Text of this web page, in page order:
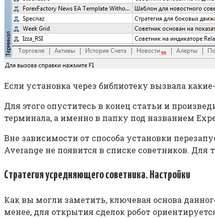
Если установка через библиотеку вызвала
Для этого опуститесь в конец статьи и
терминала, а именно в папку под названием
Вне зависимости от способа установки
Averange не появится в списке советников.
Стратегия усредняющего советника. Настройки
Как вы могли заметить, ключевая основа
менее, для открытия сделок робот